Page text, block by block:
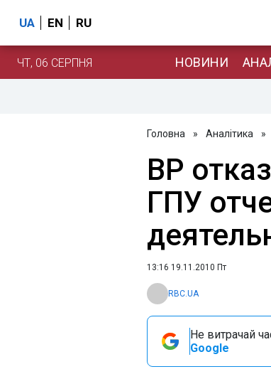
UA EN RU
ЧТ, 06 СЕРПНЯ НОВИНИ
Головна » Аналітика »
ВР
ГПУ
13:16 19.11.2010 Пт
RBC.UA
Не витрачай
Google